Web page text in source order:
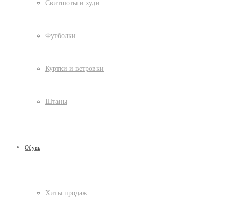
Свитшоты и худи
Футболки
Куртки и ветровки
Штаны
Обувь
Хиты продаж